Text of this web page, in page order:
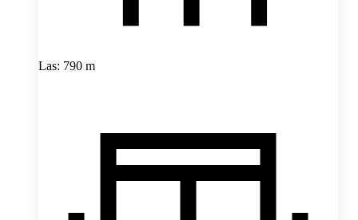
Las: 790 m